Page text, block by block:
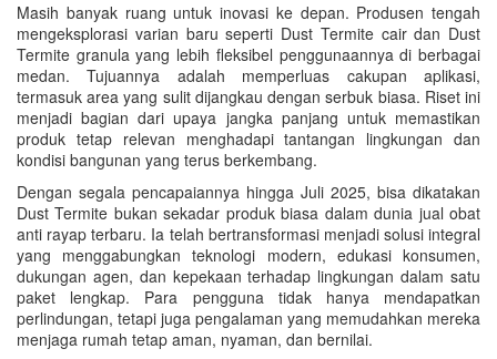
Masih banyak ruang untuk inovasi ke depan. Produsen tengah
mengeksplorasi varian baru seperti Dust Termite cair dan Dust
Termite granula yang lebih fleksibel penggunaannya di berbagai
medan. Tujuannya adalah memperluas cakupan aplikasi,
termasuk area yang sulit dijangkau dengan serbuk biasa. Riset ini
menjadi bagian dari upaya jangka panjang untuk memastikan
produk tetap relevan menghadapi tantangan lingkungan dan
kondisi bangunan yang terus berkembang.
Dengan segala pencapaiannya hingga Juli 2025, bisa dikatakan
Dust Termite bukan sekadar produk biasa dalam dunia jual obat
anti rayap terbaru. Ia telah bertransformasi menjadi solusi integral
yang menggabungkan teknologi modern, edukasi konsumen,
dukungan agen, dan kepekaan terhadap lingkungan dalam satu
paket lengkap. Para pengguna tidak hanya mendapatkan
perlindungan, tetapi juga pengalaman yang memudahkan mereka
menjaga rumah tetap aman, nyaman, dan bernilai.